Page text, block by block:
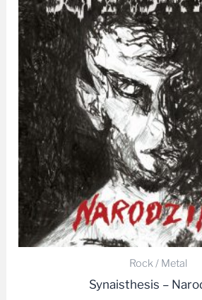
Rock / Metal
Synaisthesis –